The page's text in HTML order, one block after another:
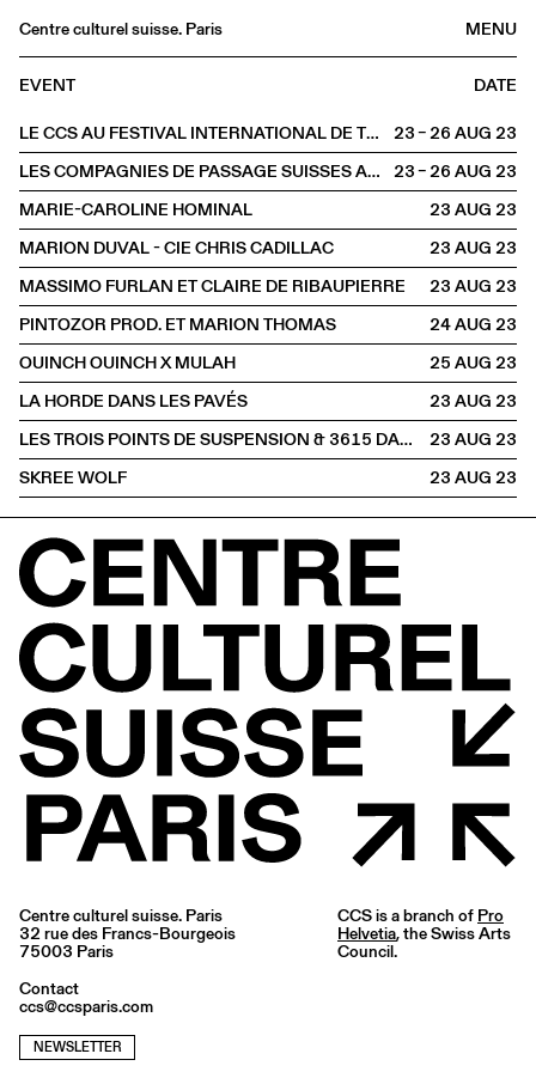
MENU
Centre culturel suisse. Paris
Agenda
Buvette
Archives
Medias
Publications
About
FR/EN
OFFSITE Aurillac
EVENT
DATE
LE CCS AU FESTIVAL INTERNATIONAL DE THÉÂTRE DE RUE D’AURILLAC
23 – 26 AUG2023
LES COMPAGNIES DE PASSAGE SUISSES AU FESTIVAL D'AURILLAC
23 – 26 AUG2023
MARIE-CAROLINE HOMINAL
23 AUG2023
MARION DUVAL - CIE CHRIS CADILLAC
23 AUG2023
MASSIMO FURLAN ET CLAIRE DE RIBAUPIERRE
23 AUG2023
PINTOZOR PROD. ET MARION THOMAS
24 AUG2023
OUINCH OUINCH X MULAH
25 AUG2023
LA HORDE DANS LES PAVÉS
23 AUG2023
LES TROIS POINTS DE SUSPENSION & 3615 DAKOTA
23 AUG2023
SKREE WOLF
23 AUG2023
Centre culturel suisse. Paris
32 rue des Francs-Bourgeois
75003 Paris
Contact
ccs@ccsparis.com
NEWSLETTER
CCS is a branch of Pro
Helvetia, the Swiss Arts
Council.